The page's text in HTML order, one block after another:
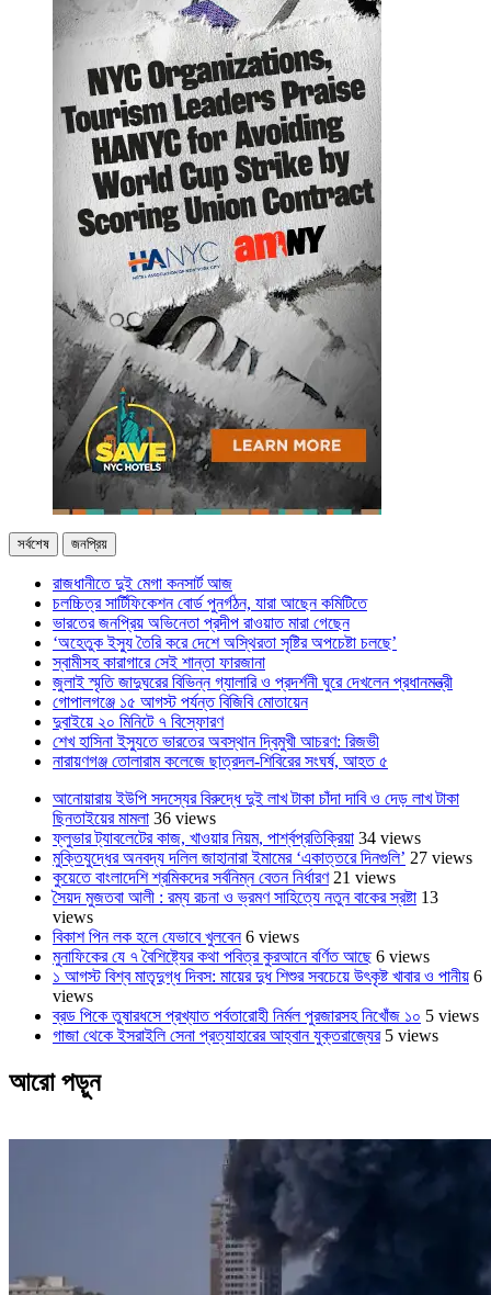
সর্বশেষ জনপ্রিয়
রাজধানীতে দুই মেগা কনসার্ট আজ
চলচ্চিত্র সার্টিফিকেশন বোর্ড পুনর্গঠন, যারা আছেন কমিটিতে
ভারতের জনপ্রিয় অভিনেতা প্রদীপ রাওয়াত মারা গেছেন
‘অহেতুক ইস্যু তৈরি করে দেশে অস্থিরতা সৃষ্টির অপচেষ্টা চলছে’
স্বামীসহ কারাগারে সেই শান্তা ফারজানা
জুলাই স্মৃতি জাদুঘরের বিভিন্ন গ্যালারি ও প্রদর্শনী ঘুরে দেখলেন প্রধানমন্ত্রী
গোপালগঞ্জে ১৫ আগস্ট পর্যন্ত বিজিবি মোতায়েন
দুবাইয়ে ২০ মিনিটে ৭ বিস্ফোরণ
শেখ হাসিনা ইস্যুতে ভারতের অবস্থান দ্বিমুখী আচরণ: রিজভী
নারায়ণগঞ্জ তোলারাম কলেজে ছাত্রদল-শিবিরের সংঘর্ষ, আহত ৫
আনোয়ারায় ইউপি সদস্যের বিরুদ্ধে দুই লাখ টাকা চাঁদা দাবি ও দেড় লাখ টাকা
ছিনতাইয়ের মামলা 36 views
ফ্লুভার ট্যাবলেটের কাজ, খাওয়ার নিয়ম, পার্শ্বপ্রতিক্রিয়া 34 views
মুক্তিযুদ্ধের অনবদ্য দলিল জাহানারা ইমামের ‘একাত্তরে দিনগুলি’ 27 views
কুয়েতে বাংলাদেশি শ্রমিকদের সর্বনিম্ন বেতন নির্ধারণ 21 views
সৈয়দ মুজতবা আলী : রম্য রচনা ও ভ্রমণ সাহিত্যে নতুন বাকের স্রষ্টা 13
views
বিকাশ পিন লক হলে যেভাবে খুলবেন 6 views
মুনাফিকের যে ৭ বৈশিষ্ট্যের কথা পবিত্র কুরআনে বর্ণিত আছে 6 views
১ আগস্ট বিশ্ব মাতৃদুগ্ধ দিবস: মায়ের দুধ শিশুর সবচেয়ে উৎকৃষ্ট খাবার ও পানীয় 6
views
ব্রড পিকে তুষারধসে প্রখ্যাত পর্বতারোহী নির্মল ‍পুরজারসহ নিখোঁজ ১০ 5 views
গাজা থেকে ইসরাইলি সেনা প্রত্যাহারের আহ্বান যুক্তরাজ্যের 5 views
আরো পড়ুন